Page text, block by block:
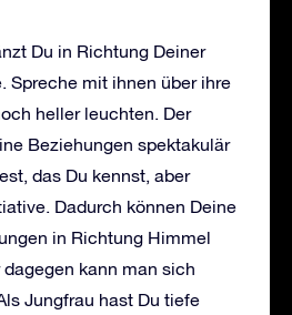
Du in Richtung Deiner
Spreche mit ihnen über ihre
heller leuchten. Der
Beziehungen spektakulär
das Du kennst, aber
Dadurch können Deine
in Richtung Himmel
kann man sich
Jungfrau hast Du tiefe